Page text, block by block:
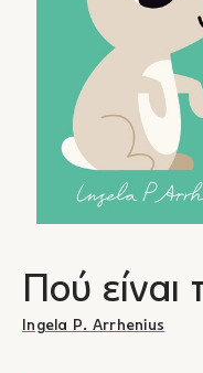
Πού είναι
Ingela P. Arrhenius